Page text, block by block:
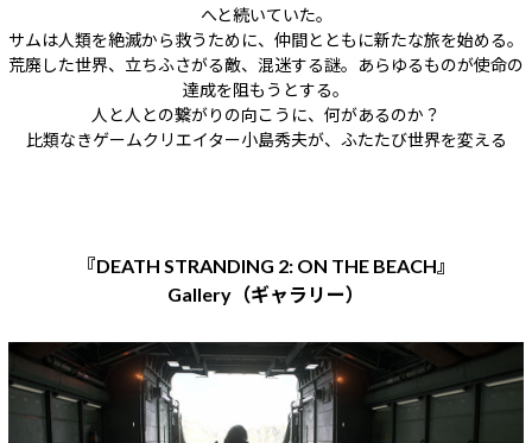
へと続いていた。
サムは人類を絶滅から救うために、仲間とともに新たな旅を始める。
荒廃した世界、立ちふさがる敵、混迷する謎。あらゆるものが使命の
達成を阻もうとする。
人と人との繋がりの向こうに、何があるのか？
比類なきゲームクリエイター小島秀夫が、ふたたび世界を変える
『DEATH STRANDING 2: ON THE BEACH』
Gallery（ギャラリー）